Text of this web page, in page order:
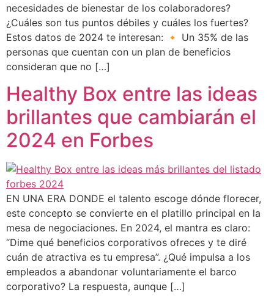
necesidades de bienestar de los colaboradores?
¿Cuáles son tus puntos débiles y cuáles los fuertes?
Estos datos de 2024 te interesan: 🔸 Un 35% de las
personas que cuentan con un plan de beneficios
consideran que no […]
Healthy Box entre las ideas
brillantes que cambiarán el
2024 en Forbes
EN UNA ERA DONDE el talento escoge dónde florecer,
este concepto se convierte en el platillo principal en la
mesa de negociaciones. En 2024, el mantra es claro:
“Dime qué beneficios corporativos ofreces y te diré
cuán de atractiva es tu empresa”. ¿Qué impulsa a los
empleados a abandonar voluntariamente el barco
corporativo? La respuesta, aunque […]